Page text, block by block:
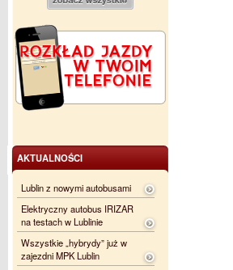
AKTUALNOŚCI
Lublin z nowymi autobusami
Elektryczny autobus IRIZAR
na testach w Lublinie
Wszystkie „hybrydy” już w
zajezdni MPK Lublin